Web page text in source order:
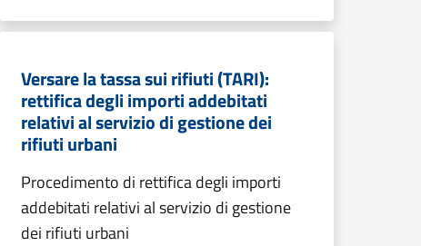
Versare la tassa sui rifiuti (TARI):
rettifica degli importi addebitati
relativi al servizio di gestione dei
rifiuti urbani
Procedimento di rettifica degli importi
addebitati relativi al servizio di gestione
dei rifiuti urbani